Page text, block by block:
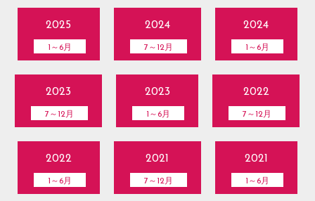
2025
1～6月
2024
7～12月
2024
1～6月
2023
7～12月
2023
1～6月
2022
7～12月
2022
1～6月
2021
7～12月
2021
1～6月